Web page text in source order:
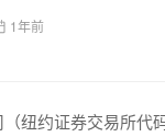
1年前
纽约证券交易所代